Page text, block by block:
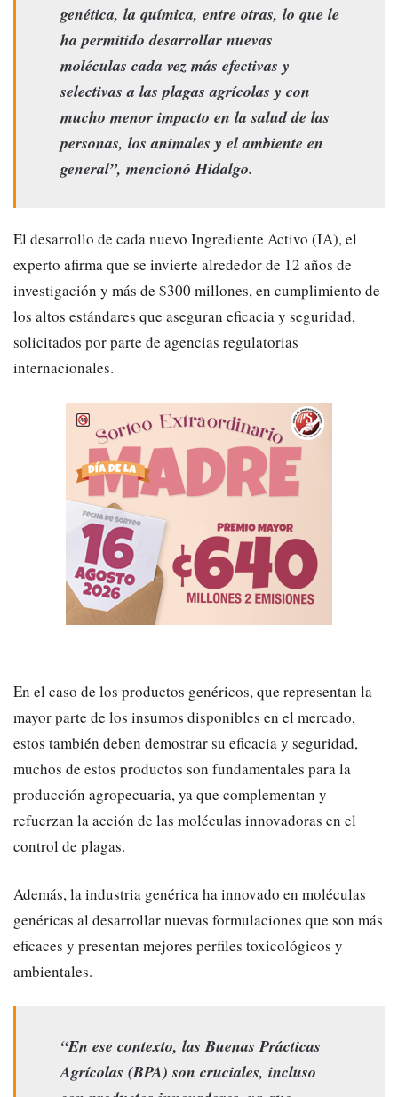
genética, la química, entre otras, lo que le
ha permitido desarrollar nuevas
moléculas cada vez más efectivas y
selectivas a las plagas agrícolas y con
mucho menor impacto en la salud de las
personas, los animales y el ambiente en
general”, mencionó Hidalgo.
El desarrollo de cada nuevo Ingrediente Activo (IA), el
experto afirma que se invierte alrededor de 12 años de
investigación y más de $300 millones, en cumplimiento de
los altos estándares que aseguran eficacia y seguridad,
solicitados por parte de agencias regulatorias
internacionales.
En el caso de los productos genéricos, que representan la
mayor parte de los insumos disponibles en el mercado,
estos también deben demostrar su eficacia y seguridad,
muchos de estos productos son fundamentales para la
producción agropecuaria, ya que complementan y
refuerzan la acción de las moléculas innovadoras en el
control de plagas.
Además, la industria genérica ha innovado en moléculas
genéricas al desarrollar nuevas formulaciones que son más
eficaces y presentan mejores perfiles toxicológicos y
ambientales.
“En ese contexto, las Buenas Prácticas
Agrícolas (BPA) son cruciales, incluso